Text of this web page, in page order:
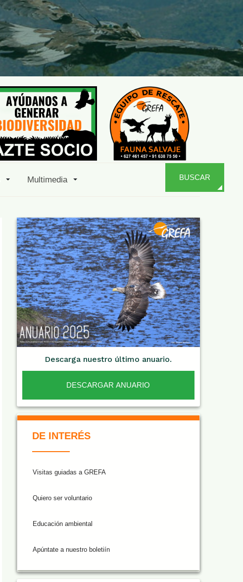
Multimedia BUSCAR
Descarga nuestro último anuario.
DESCARGAR ANUARIO
DE INTERÉS
Visitas guiadas a GREFA
Quiero ser voluntario
Educación ambiental
Apúntate a nuestro boletiín